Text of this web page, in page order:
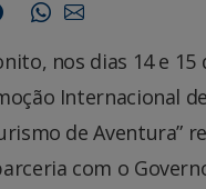
nos dias 14 e 15
Internacional
de Aventura”
com o